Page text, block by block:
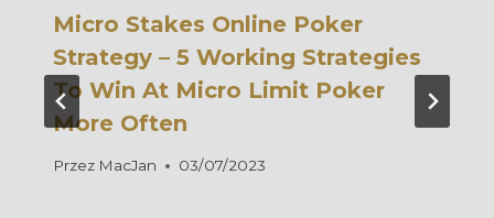
Micro Stakes Online Poker
Strategy – 5 Working Strategies
To Win At Micro Limit Poker
More Often
Przez MacJan 03/07/2023